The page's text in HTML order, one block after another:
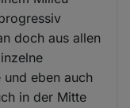
doch aus allen
eben auch
in der Mitte